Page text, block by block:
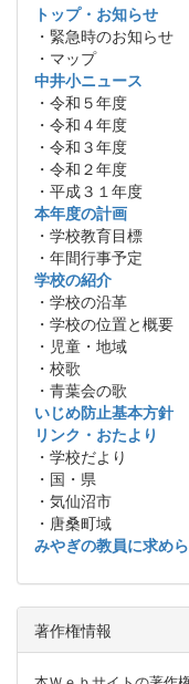
トップ・お知らせ
・緊急時のお知らせ
・マップ
中井小ニュース
・令和５年度
・令和４年度
・令和３年度
・令和２年度
・平成３１年度
本年度の計画
・学校教育目標
・年間行事予定
学校の紹介
・学校の沿革
・学校の位置と概要
・児童・地域
・校歌
・青葉会の歌
いじめ防止基本方針
リンク・おたより
・学校だより
・国・県
・気仙沼市
・唐桑町域
みやぎの教員に求め
著作権情報